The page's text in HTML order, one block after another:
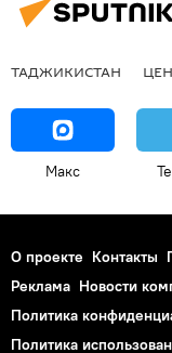
ТАДЖИКИСТАН
Макс
О проекте Контакты
Реклама Новости
Политика
Политика